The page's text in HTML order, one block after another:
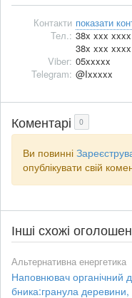
Контакти показати
Тел.: 38x xxx xxxx
38x xxx xxxx
Viber: 05xxxxx
Telegram: @Ixxxxx
Коментарі 0
Ви повинні
опублікувати свій
Інші схожі
Альтернативна енергетика
Наповнювач органічний
бника:гранула деревини,